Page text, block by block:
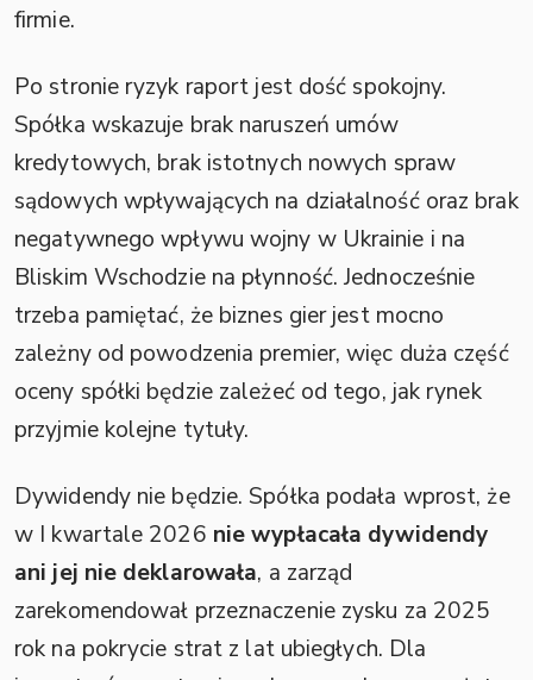
firmie.
Po stronie ryzyk raport jest dość spokojny.
Spółka wskazuje brak naruszeń umów
kredytowych, brak istotnych nowych spraw
sądowych wpływających na działalność oraz brak
negatywnego wpływu wojny w Ukrainie i na
Bliskim Wschodzie na płynność. Jednocześnie
trzeba pamiętać, że biznes gier jest mocno
zależny od powodzenia premier, więc duża część
oceny spółki będzie zależeć od tego, jak rynek
przyjmie kolejne tytuły.
Dywidendy nie będzie. Spółka podała wprost, że
w I kwartale 2026 nie wypłacała dywidendy
ani jej nie deklarowała, a zarząd
zarekomendował przeznaczenie zysku za 2025
rok na pokrycie strat z lat ubiegłych. Dla